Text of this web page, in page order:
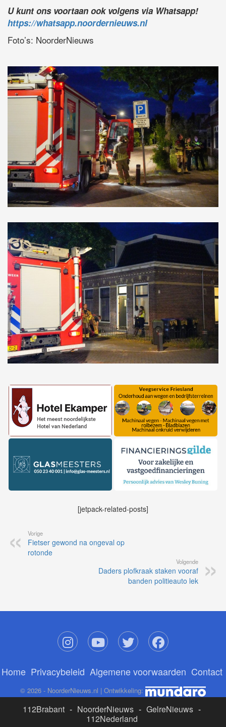
U kunt ons voortaan ook volgens via Whatsapp!
https://whatsapp.noordernieuws.nl
Foto’s: NoorderNieuws
[jetpack-related-posts]
Vorige
Fietser gewond na ongeval op
rotonde
Volgende
Daders plofkraak staken vooraf
banden politieauto lek
Home Privacybeleid Algemene voorwaarden Contact
© 2026 - NoorderNieuws.nl | Ontwikkeling:
112Brabant - NoorderNieuws - GelreNieuws -
112Nederland